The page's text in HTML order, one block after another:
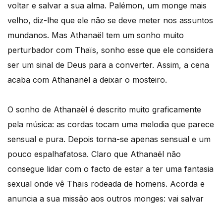
voltar e salvar a sua alma. Palémon, um monge mais
velho, diz-lhe que ele não se deve meter nos assuntos
mundanos. Mas Athanaël tem um sonho muito
perturbador com Thaïs, sonho esse que ele considera
ser um sinal de Deus para a converter. Assim, a cena
acaba com Athananël a deixar o mosteiro.
O sonho de Athanaël é descrito muito graficamente
pela música: as cordas tocam uma melodia que parece
sensual e pura. Depois torna-se apenas sensual e um
pouco espalhafatosa. Claro que Athanaël não
consegue lidar com o facto de estar a ter uma fantasia
sexual onde vê Thaïs rodeada de homens. Acorda e
anuncia a sua missão aos outros monges: vai salvar